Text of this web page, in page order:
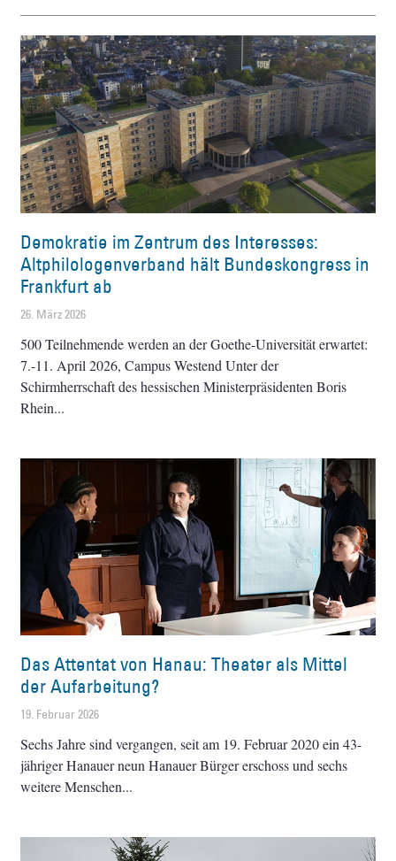
Demokratie im Zentrum des Interesses:
Altphilologenverband hält Bundeskongress in
Frankfurt ab
26. März 2026
500 Teilnehmende werden an der Goethe-Universität erwartet:
7.-11. April 2026, Campus Westend Unter der
Schirmherrschaft des hessischen Ministerpräsidenten Boris
Rhein
Das Attentat von Hanau: Theater als Mittel
der Aufarbeitung?
19. Februar 2026
Sechs Jahre sind vergangen, seit am 19. Februar 2020 ein 43-
jähriger Hanauer neun Hanauer Bürger erschoss und sechs
weitere Menschen